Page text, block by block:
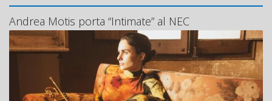
Andrea Motis porta “Intimate” al NEC